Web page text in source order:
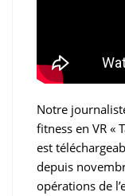
Notre
fitness en VR «
est
depuis
opérations de